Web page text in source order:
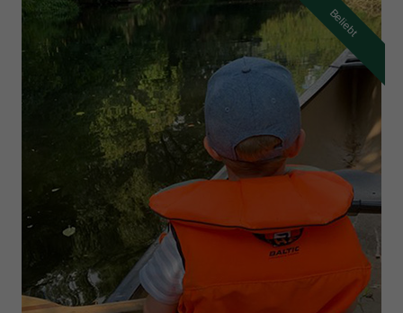
Beliebt